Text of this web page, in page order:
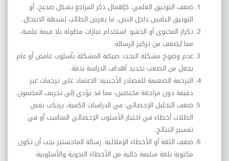
ضعف التوثيق العلمي: كإهمال ذكر المراجع بشكل صحيح، أو
التوثيق الناقص داخل النص، ما يعرض الطالب لشبهة الانتحال.
تكرار المحتوى أو الحشو: استخدام عبارات مطولة بلا قيمة علمية،
مما يُضعف من تركيز الرسالة.
عدم وضوح مشكلة البحث: صياغة المشكلة بأسلوب غامض أو عام
يجعل من الصعب تحديد أهداف الدراسة بدقة.
الترجمة الضعيفة للمصادر الأجنبية: الاعتماد على ترجمات غير
دقيقة دون مراجعة مختصين، مما قد يؤدي إلى تحريف المضمون.
ضعف التحليل الإحصائي: في الدراسات الكمية، يرتكب بعض
الطلاب أخطاء في اختيار الأسلوب الإحصائي المناسب أو في
تفسير النتائج.
ضعف اللغة أو الأخطاء الإملائية: رسالة الماجستير يجب أن تكون
مكتوبة بلغة سليمة خالية من الأخطاء النحوية والأسلوبية.